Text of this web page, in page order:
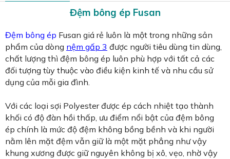
Đệm bông ép Fusan
Đệm bông ép Fusan giá rẻ luôn là một trong những sản
phẩm của dòng nệm gấp 3 được người tiêu dùng tin dùng,
chất lượng thì đệm bông ép luôn phù hợp với tất cả các
đối tượng tùy thuộc vào điều kiện kinh tế và nhu cầu sử
dụng của mỗi gia đình.
Với các loại sợi Polyester được ép cách nhiệt tạo thành
khối có độ đàn hồi thấp, ưu điểm nổi bật của đệm bông
ép chính là mức độ đệm không bồng bềnh và khi người
nằm lên mặt đệm vẫn giữ là một mặt phẳng như vậy
khung xương được giữ nguyên không bị xô, vẹo, nhờ vậy